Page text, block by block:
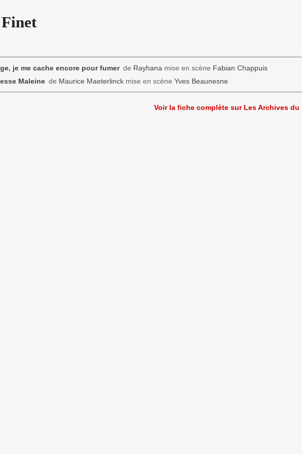
je me cache encore pour fumerde Rayhanamise en scène Fabian Chappuis
Maleinede Maurice Maeterlinckmise en scène Yves Beaunesne
Voir la fiche complète sur Les Archives du